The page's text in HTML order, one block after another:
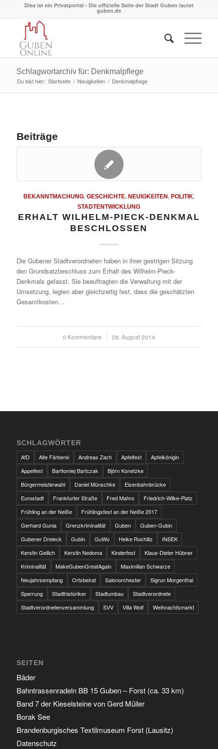
Dies ist ein Privatportal - Die offizielle Seite der Stadt Guben lautet
guben.de
Schlagwortarchiv für: Denkmalpflege
Du bist hier: Startseite / Neuigkeiten / Denkmalpflege
Beiträge
BEKANNTMACHUNG, GESCHICHTE, NEUIGKEITEN, POLITIK,
STADTENTWICKLUNG
ERHALT WILHELM-PIECK-DENKMAL
BESCHLOSSEN
Die Gubener Stadtverordneten haben in ihrer gestrigen Sitzung
den Grundsatzbeschluss zum Erhalt des Wilhelm-Pieck-
Denkmals gefasst. Sie beauftragten die Verwaltung mit der
Umsetzung, legten aber gleichzeitig fest, dass die geschätzten
Gesamtkosten…
0 Kommentare
/ 28. August 2014
SCHLAGWÖRTER
AfD
Alte Färberei Andreas Zach Apfelfest
Apfelkönigin
Appelfest
Bartłomiej Bartczak
Björn Konetzke
Bürgermeisterwahl
Daniel Münschke
Eisenbahnbrücke
Eurostadt
Frankfurter Straße Fred Mahro
Friedrich-Wilke-Platz
Frühling an der Neiße
Frühlingsfest an der Neiße 2017
Gerhard Gunia
Grenzkriminalität Guben
Guben-Gubin
Gubener Dreieck
Gubin GuWo Heike Rochlitz
INSEK
Kerstin Geilich
Kerstin Nedoma Kinderfest
Klaus-Dieter Hübner
Kriminalität
MakeGubenGreatAgain
Maximilian Schwarze
Neujahrsempfang
Ortsbeirat Salonorchester
Sigrun Morgenthal
Sperrung
Stadthistoriker Stadtumbau
Stadtverordnete
Stadtverordnetenversammlung
SVV Villa Wolf Weihnachtsmarkt
SEITEN
Bäder
Bahntrassenradeln BB 15 Guben – Forst (ca. 33 km)
Band 7 der Kieselsteine von Gerd Müller
Borak See
Brandenburgisches Textilmuseum Forst (Lausitz)
Datenschutz